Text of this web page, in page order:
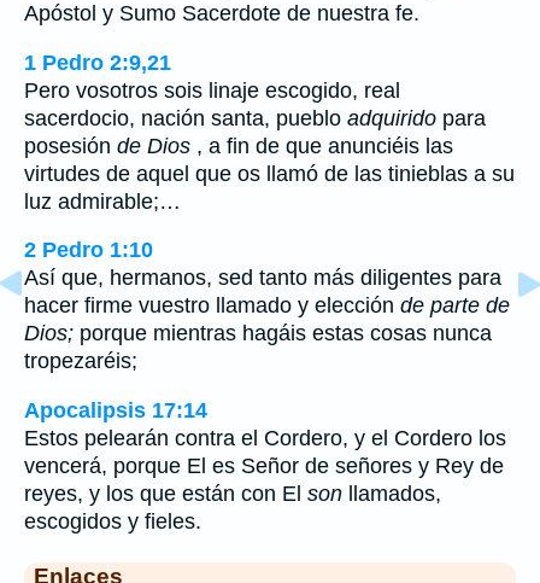
Apóstol y Sumo Sacerdote de nuestra fe.
1 Pedro 2:9,21
Pero vosotros sois linaje escogido, real
sacerdocio, nación santa, pueblo adquirido para
posesión de Dios , a fin de que anunciéis las
virtudes de aquel que os llamó de las tinieblas a su
luz admirable;…
2 Pedro 1:10
Así que, hermanos, sed tanto más diligentes para
hacer firme vuestro llamado y elección de parte de
Dios; porque mientras hagáis estas cosas nunca
tropezaréis;
Apocalipsis 17:14
Estos pelearán contra el Cordero, y el Cordero los
vencerá, porque El es Señor de señores y Rey de
reyes, y los que están con El son llamados,
escogidos y fieles.
Enlaces